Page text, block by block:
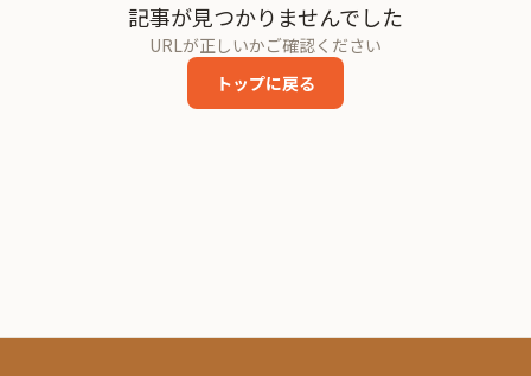
記事が見つかりませんでした
URLが正しいかご確認ください
トップに戻る